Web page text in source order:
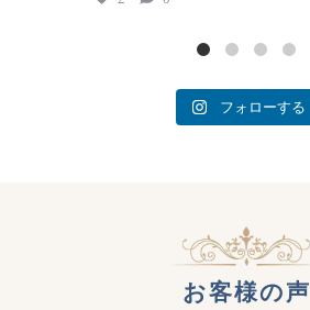
フォローする
お客様の声